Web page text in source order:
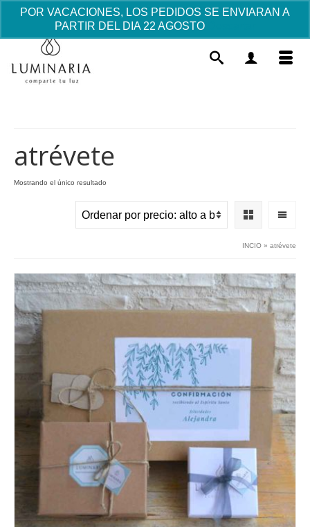
POR VACACIONES, LOS PEDIDOS SE ENVIARAN A
PARTIR DEL DIA 22 AGOSTO
atrévete
Mostrando el único resultado
INCIO » atrévete
Taza Romántica
7.87€